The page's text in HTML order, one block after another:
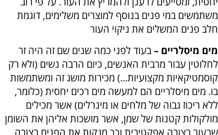
משתמשים במי פנים בנוסף למוצרים משלימים, דוגמת
חלב פנים המשלים את ניקוי העור
מים מיסלריים –בעוד לפני כמה שנים שם זה היה זר
לחלוטין עבור מרבית האנשים, כיום הרבה נשים (ולא רק
קוסמטיקאיות מקצועיות...) מכירות מושג זה ומשתמשות
בו. מים מיסלריים הם למעשה מים רכים יחסית (כלומר,
ללא ריכוז גבוה של מלחים או מינרלים) אשר מכילים
מולקולות קטנות של שמן, אשר מושכות אליהן את השומן